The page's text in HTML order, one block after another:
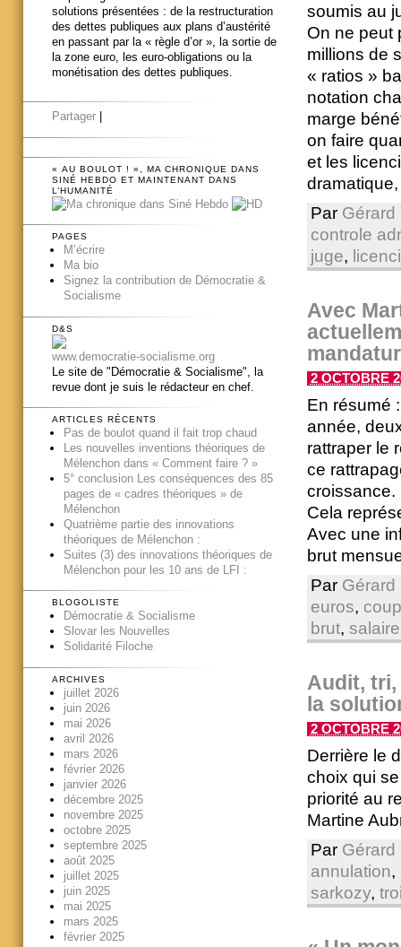
soumis au
On ne peut
millions de
« ratios »
notation
marge
on faire
et les
Par Gérard
controle
juge,
Avec
2 OCTOBRE
En résumé
année,
rattraper le
ce
croissance.
Cela
Avec une
brut
Par Gérard
euros,
brut,
Audit, tri,
la
2 OCTOBRE
Derrière le
choix qui
priorité au
Martine
Par Gérard
annulation,
sarkozy,
solutions présentées : de la restructuration
des dettes publiques aux plans d’austérité
en passant par la « règle d’or », la sortie de
la zone euro, les euro-obligations ou la
monétisation des dettes publiques.
Partager
« AU BOULOT ! », MA CHRONIQUE DANS
SINÉ HEBDO ET MAINTENANT DANS
L’HUMANITÉ
PAGES
M’écrire
Ma bio
Signez la contribution de Démocratie &
Socialisme
D&S
www.democratie-socialisme.org
Le site de "Démocratie & Socialisme", la
revue dont je suis le rédacteur en chef.
ARTICLES RÉCENTS
Pas de boulot quand il fait trop chaud
Les nouvelles inventions théoriques de
Mélenchon dans « Comment faire ? »
5° conclusion Les conséquences des 85
pages de « cadres théoriques » de
Mélenchon
Quatrième partie des innovations
théoriques de Mélenchon :
Suites (3) des innovations théoriques de
Mélenchon pour les 10 ans de LFI :
BLOGOLISTE
Démocratie & Socialisme
Slovar les Nouvelles
Solidarité Filoche
ARCHIVES
juillet 2026
juin 2026
mai 2026
avril 2026
mars 2026
février 2026
janvier 2026
décembre 2025
novembre 2025
octobre 2025
septembre 2025
août 2025
juillet 2025
juin 2025
mai 2025
mars 2025
février 2025